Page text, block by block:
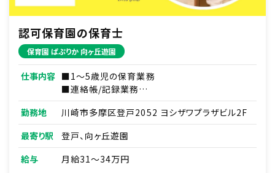
認可保育園の保育士
保育園 ぱぷりか 向ヶ丘遊園
仕事内容 ■1～5歳児の保育業務
■連絡帳/記録業務
■各種研修参加
■保護者/見学対応 など
勤務地
川崎市多摩区登戸2052 ヨシザワプラザビル2F
最寄り駅
登戸、向ヶ丘遊園
給与
月給31～34万円